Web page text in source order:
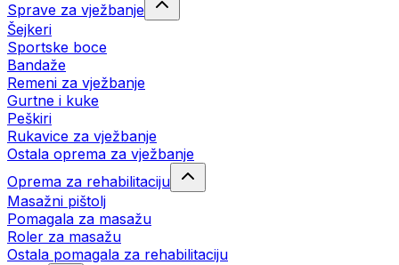
Sprave za vježbanje
Šejkeri
Sportske boce
Bandaže
Remeni za vježbanje
Gurtne i kuke
Peškiri
Rukavice za vježbanje
Ostala oprema za vježbanje
Oprema za rehabilitaciju
Masažni pištolj
Pomagala za masažu
Roler za masažu
Ostala pomagala za rehabilitaciju